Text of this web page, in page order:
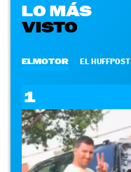
LO MÁS
VISTO
ELMOTOR EL HUFFPOST
1